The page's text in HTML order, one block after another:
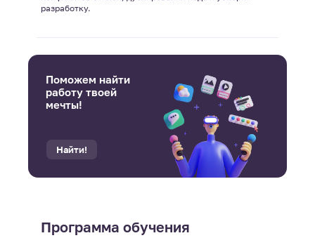
разработку.
Поможем найти
работу твоей
мечты!
Найти!
Программа обучения